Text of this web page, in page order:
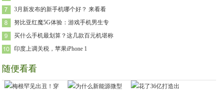
3月新发布的新手机哪个好？ 来看看
努比亚红魔5G体验：游戏手机男生专
买什么手机最划算？这几款百元机堪称
印度上调关税，苹果iPhone 1
随便看看